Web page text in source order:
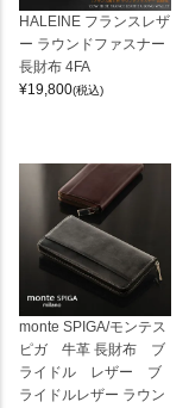
HALEINE フランスレザ
ー ラウンドファスナー
長財布 4FA
¥19,800(税込)
monte SPIGA/モンテス
ピガ 牛革 長財布 ブ
ライドル レザー ブ
ライドルレザー ラウン